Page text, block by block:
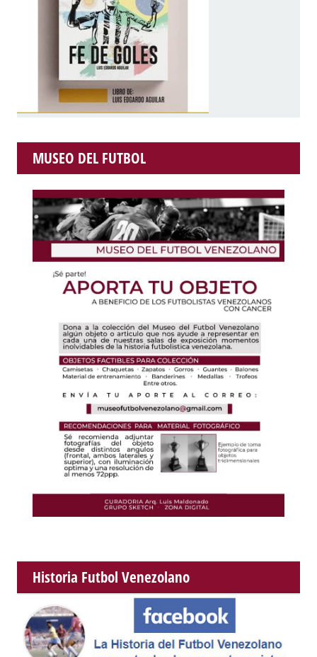
MUSEO DEL FUTBOL
Historia Futbol Venezolano